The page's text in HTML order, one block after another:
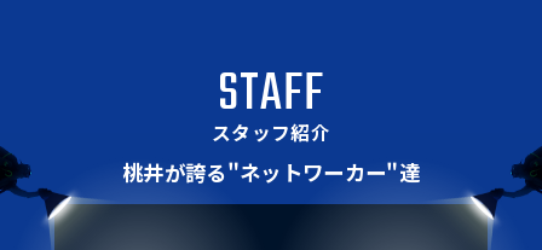
STAFF
スタッフ紹介
桃井が誇る"ネットワーカー"達